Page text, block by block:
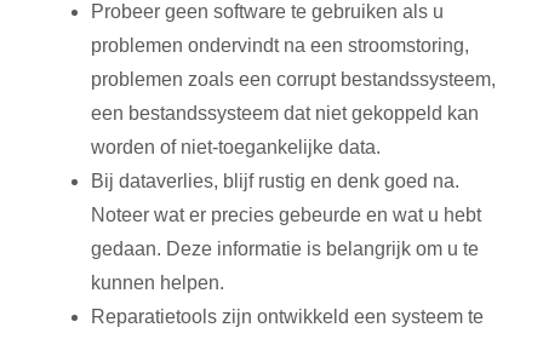
Probeer geen software te gebruiken als u
problemen ondervindt na een stroomstoring,
problemen zoals een corrupt bestandssysteem,
een bestandssysteem dat niet gekoppeld kan
worden of niet-toegankelijke data.
Bij dataverlies, blijf rustig en denk goed na.
Noteer wat er precies gebeurde en wat u hebt
gedaan. Deze informatie is belangrijk om u te
kunnen helpen.
Reparatietools zijn ontwikkeld een systeem te